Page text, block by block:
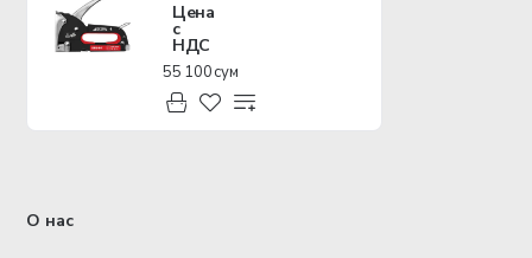
Цена
с
НДС
55 100 сум
О нас